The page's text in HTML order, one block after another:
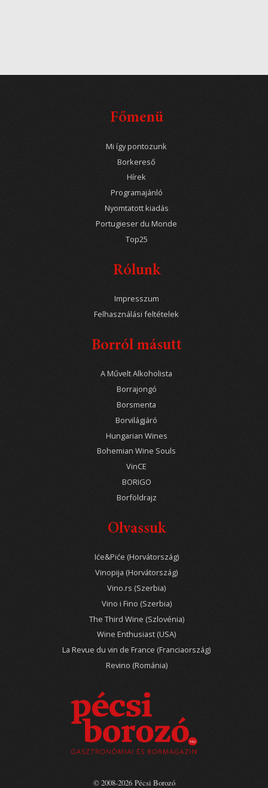
Főmenü
Mi így pontozunk
Borkereső
Hírek
Programajánló
Nyomtatott kiadás
Portugieser du Monde
Top25
Rólunk
Impresszum
Felhasználási feltételek
Borról másutt
A Művelt Alkoholista
Borrajongó
Borsmenta
Borvilágjáró
Hungarian Wines
Bohemian Wine Souls
VinCE
BORIGO
Borföldrajz
Olvassuk
Iće&Piće (Horvátország)
Vinopija (Horvátország)
Vino.rs (Szerbia)
Vino i Fino (Szerbia)
The Third Wine (Szlovénia)
Wine Enthusiast (USA)
La Revue du vin de France (Franciaország)
Revino (Románia)
© 2008-2026 Pécsi Borozó